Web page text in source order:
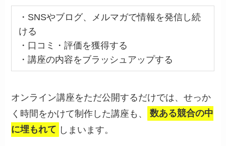
・SNSやブログ、メルマガで情報を発信し続
ける
・口コミ・評価を獲得する
・講座の内容をブラッシュアップする
オンライン講座をただ公開するだけでは、せっか
く時間をかけて制作した講座も、
数ある競合の中
に埋もれて しまいます。